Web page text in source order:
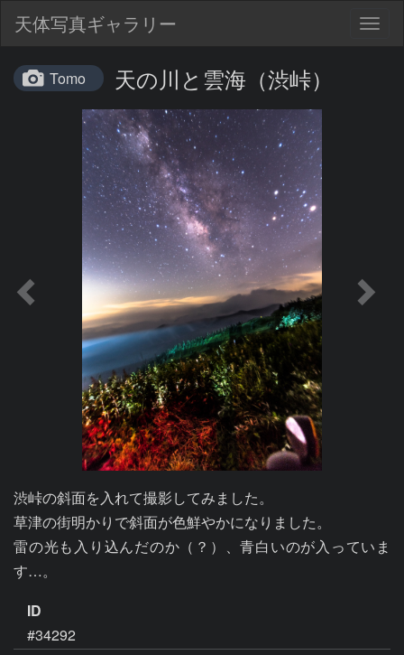
天体写真ギャラリー
Tomo 天の川と雲海（渋峠）
渋峠の斜面を入れて撮影してみました。
草津の街明かりで斜面が色鮮やかになりました。
雷の光も入り込んだのか（？）、青白いのが入っていま
す…。
ID
#34292